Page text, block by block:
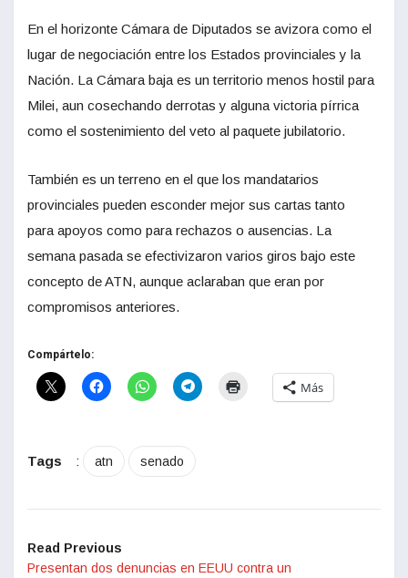
En el horizonte Cámara de Diputados se avizora como el
lugar de negociación entre los Estados provinciales y la
Nación. La Cámara baja es un territorio menos hostil para
Milei, aun cosechando derrotas y alguna victoria pírrica
como el sostenimiento del veto al paquete jubilatorio.
También es un terreno en el que los mandatarios
provinciales pueden esconder mejor sus cartas tanto
para apoyos como para rechazos o ausencias. La
semana pasada se efectivizaron varios giros bajo este
concepto de ATN, aunque aclaraban que eran por
compromisos anteriores.
Compártelo:
Más
Tags : atn senado
Read Previous
Presentan dos denuncias en EEUU contra un